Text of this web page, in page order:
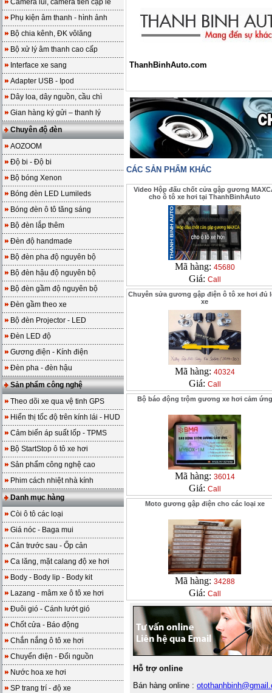
Camera lùi, camera tiến cập lề
Phụ kiện âm thanh - hình ảnh
Bộ chia kênh, ĐK vôlăng
Bộ xử lý âm thanh cao cấp
Interface xe sang
Adapter USB - Ipod
Dây loa, dây nguồn, cầu chì
Gian hàng ký gửi – thanh lý
Chuyên độ đèn
AOZOOM
Độ bi - Độ bi
Bộ bóng Xenon
Bóng đèn LED Lumileds
Bóng đèn ô tô tăng sáng
Bộ đèn lắp thêm
Đèn độ handmade
Bộ đèn pha độ nguyên bộ
Bộ đèn hậu độ nguyên bộ
Bộ đèn gầm độ nguyên bộ
Đèn gầm theo xe
Bộ đèn Projector - LED
Đèn LED độ
Gương điện - Kính điện
Đèn pha - đèn hậu
Sản phẩm công nghệ
Theo dõi xe qua vệ tinh GPS
Hiển thị tốc độ trên kính lái - HUD
Cảm biến áp suất lốp - TPMS
Bộ StartStop ô tô xe hơi
Sản phẩm công nghệ cao
Phim cách nhiệt nhà kính
Danh mục hàng
Còi ô tô các loại
Giá nóc - Baga mui
Cản trước sau - Ốp cản
Ca lăng, mặt calang độ xe hơi
Body - Body lip - Body kit
Lazang - mâm xe ô tô xe hơi
Đuôi gió - Cánh lướt gió
Chốt cửa - Báo động
Chắn nắng ô tô xe hơi
Chuyển điện - Đổi nguồn
Nước hoa xe hơi
SP trang trí - độ xe
ThanhBinhAuto.com
CÁC SẢN PHẨM KHÁC
Video Hộp đấu chốt cửa gập gương
cho ô tô xe hơi tại ThanhBinhAuto
Mã hàng: 45680
Giá: Call
Chuyên sửa gương gập điện ô tô xe hơi đủ
xe
Mã hàng: 40324
Giá: Call
Bộ báo động trộm gương xe hơi cảm ứng
Mã hàng: 36014
Giá: Call
Moto gương gập điện cho các loại xe
Mã hàng: 34288
Giá: Call
Hỗ trợ online
Bán hàng online :